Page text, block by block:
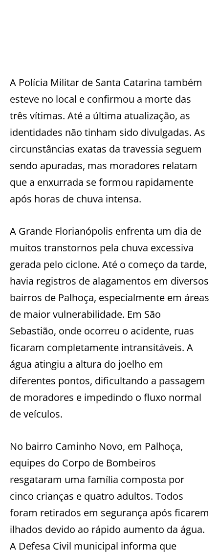
A Polícia Militar de Santa Catarina também
esteve no local e confirmou a morte das
três vítimas. Até a última atualização, as
identidades não tinham sido divulgadas. As
circunstâncias exatas da travessia seguem
sendo apuradas, mas moradores relatam
que a enxurrada se formou rapidamente
após horas de chuva intensa.
A Grande Florianópolis enfrenta um dia de
muitos transtornos pela chuva excessiva
gerada pelo ciclone. Até o começo da tarde,
havia registros de alagamentos em diversos
bairros de Palhoça, especialmente em áreas
de maior vulnerabilidade. Em São
Sebastião, onde ocorreu o acidente, ruas
ficaram completamente intransitáveis. A
água atingiu a altura do joelho em
diferentes pontos, dificultando a passagem
de moradores e impedindo o fluxo normal
de veículos.
No bairro Caminho Novo, em Palhoça,
equipes do Corpo de Bombeiros
resgataram uma família composta por
cinco crianças e quatro adultos. Todos
foram retirados em segurança após ficarem
ilhados devido ao rápido aumento da água.
A Defesa Civil municipal informa que